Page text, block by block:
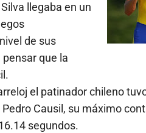
llegaba en un
de sus
que la
el patinador chileno
Causil, su máximo
segundos.